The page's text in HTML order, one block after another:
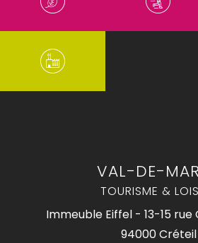
VAL-DE-
TOURISME &
Immeuble Eiffel - 13-15 rue
94000 Créteil